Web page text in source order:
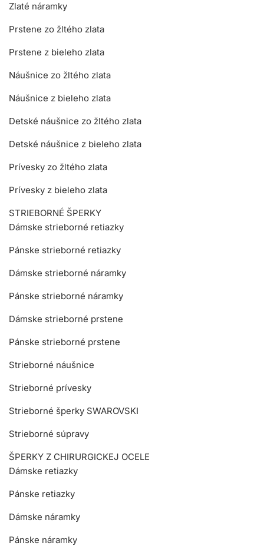
Zlaté náramky
Prstene zo žltého zlata
Prstene z bieleho zlata
Náušnice zo žltého zlata
Náušnice z bieleho zlata
Detské náušnice zo žltého zlata
Detské náušnice z bieleho zlata
Prívesky zo žltého zlata
Prívesky z bieleho zlata
STRIEBORNÉ ŠPERKY
Dámske strieborné retiazky
Pánske strieborné retiazky
Dámske strieborné náramky
Pánske strieborné náramky
Dámske strieborné prstene
Pánske strieborné prstene
Strieborné náušnice
Strieborné prívesky
Strieborné šperky SWAROVSKI
Strieborné súpravy
ŠPERKY Z CHIRURGICKEJ OCELE
Dámske retiazky
Pánske retiazky
Dámske náramky
Pánske náramky